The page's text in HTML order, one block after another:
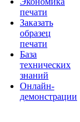
печати
Заказать
образец
печати
База
технических
знаний
Онлайн-
демонстрации